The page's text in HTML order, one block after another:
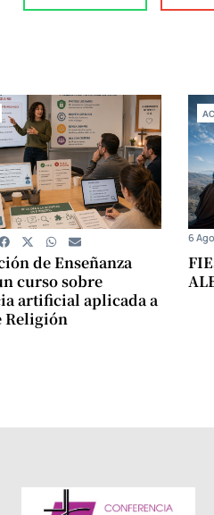
de Enseñanza
curso sobre
artificial aplicada a
Religión
6